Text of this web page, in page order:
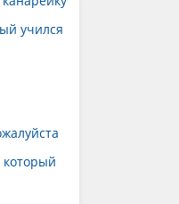
учился
который